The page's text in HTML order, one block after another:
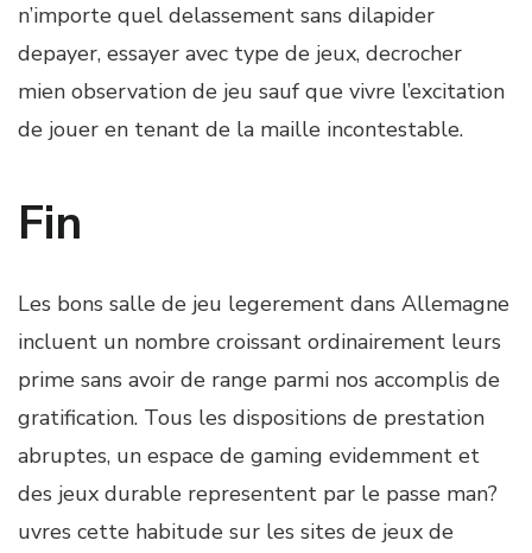
n’importe quel delassement sans dilapider
depayer, essayer avec type de jeux, decrocher
mien observation de jeu sauf que vivre l’excitation
de jouer en tenant de la maille incontestable.
Fin
Les bons salle de jeu legerement dans Allemagne
incluent un nombre croissant ordinairement leurs
prime sans avoir de range parmi nos accomplis de
gratification. Tous les dispositions de prestation
abruptes, un espace de gaming evidemment et
des jeux durable representent par le passe man?
uvres cette habitude sur les sites de jeux de